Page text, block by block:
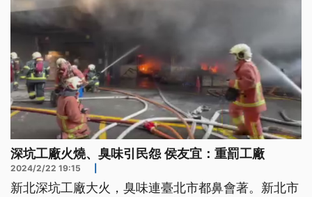
深坑工廠火燒、臭味引民怨 侯友宜：重罰工廠
2024/2/22 19:15
新北深坑工廠大火，臭味連臺北市都鼻會著。新北市